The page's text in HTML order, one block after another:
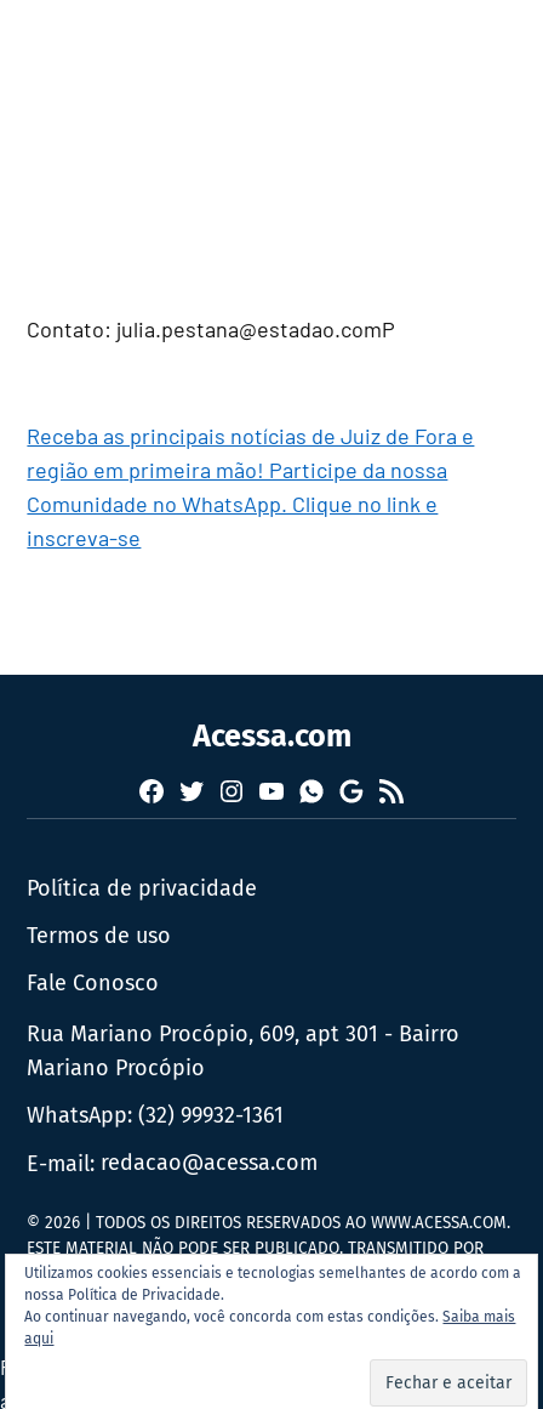
Contato: julia.pestana@estadao.comP
Receba as principais notícias de Juiz de Fora e
região em primeira mão! Participe da nossa
Comunidade no WhatsApp. Clique no link e
inscreva-se
Acessa.com
Facebook
TwitterInstagram
YouTubeWhatsapp
Google
News
RSS
Política de privacidade
Termos de uso
Fale Conosco
Rua Mariano Procópio, 609, apt 301 - Bairro
Mariano Procópio
WhatsApp:(32) 99932-1361
E-mail: redacao@acessa.com
Utilizamos cookies essenciais e tecnologias semelhantes de acordo com a
nossa Política de Privacidade.
Ao continuar navegando, você concorda com estas condições.Saiba mais
aqui
© 2026 | TODOS OS DIREITOS RESERVADOS AO WWW.ACESSA.COM.
ESTE MATERIAL NÃO PODE SER PUBLICADO, TRANSMITIDO POR
BROADCAST, REESCRITO OU REDISTRIBUÍDO SEM PRÉVIA
AUTORIZAÇÃO.
Portal Acessa.com é
associado ao